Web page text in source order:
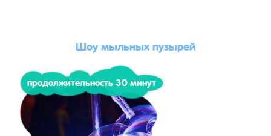
Шоу мыльных пузырей
продолжительность 30 минут